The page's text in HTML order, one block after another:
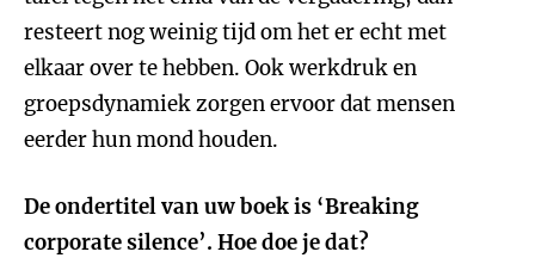
resteert nog weinig tijd om het er echt met
elkaar over te hebben. Ook werkdruk en
groepsdynamiek zorgen ervoor dat mensen
eerder hun mond houden.
De ondertitel van uw boek is ‘Breaking
corporate silence’. Hoe doe je dat?